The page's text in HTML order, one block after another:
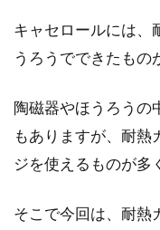
ね
キャセロールには、
うろうでできたもの
陶磁器やほうろうの
もありますが、耐熱
ジを使えるものが多
そこで今回は、耐熱